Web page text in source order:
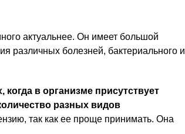
актуальнее. Он имеет большой
различных болезней, бактериального и
когда в организме присутствует
разных видов
так как ее проще принимать. Она